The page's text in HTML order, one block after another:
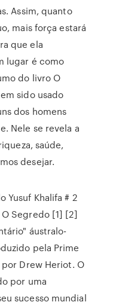
Assim, quanto
mais força estará
que ela
lugar é como
do livro O
sido usado
dos homens
Nele se revela a
saúde,
desejar.
Yusuf Khalifa # 2
O Segredo [1] [2]
áustralo-
pela Prime
Drew Heriot. O
por uma
sucesso mundial